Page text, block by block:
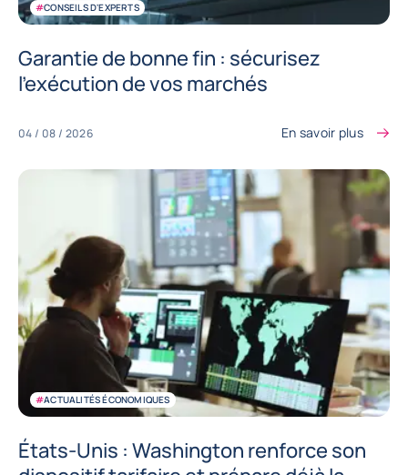
#CONSEILS D'EXPERTS
Garantie de bonne fin : sécurisez
l’exécution de vos marchés
04 / 08 / 2026 En savoir plus
#ACTUALITÉS ÉCONOMIQUES
États-Unis : Washington renforce son